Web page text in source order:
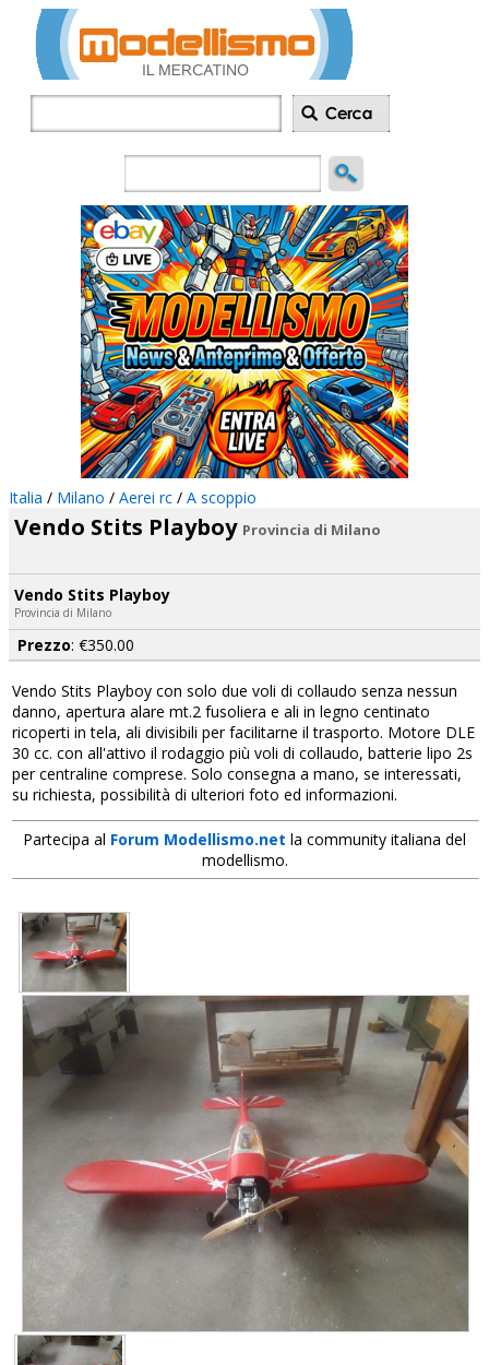
Italia / Milano / Aerei rc / A scoppio
Vendo Stits Playboy Provincia di Milano
Vendo Stits Playboy
Provincia di Milano
Prezzo: €350.00
Vendo Stits Playboy con solo due voli di collaudo senza nessun
danno, apertura alare mt.2 fusoliera e ali in legno centinato
ricoperti in tela, ali divisibili per facilitarne il trasporto. Motore DLE
30 cc. con all'attivo il rodaggio più voli di collaudo, batterie lipo 2s
per centraline comprese. Solo consegna a mano, se interessati,
su richiesta, possibilità di ulteriori foto ed informazioni.
Partecipa al Forum Modellismo.net la community italiana del
modellismo.